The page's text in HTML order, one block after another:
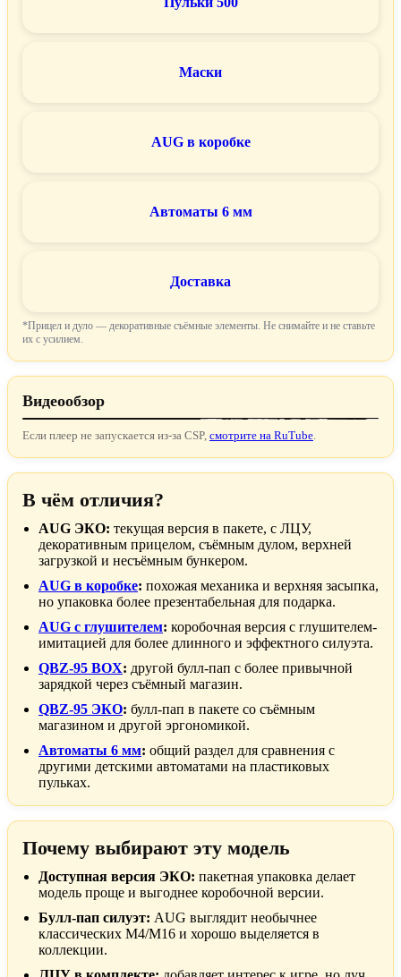
Маски
AUG в коробке
Автоматы 6 мм
Доставка
*Прицел и дуло — декоративные съёмные элементы. Не снимайте и не ставьте
их с усилием.
Видеообзор
▶ Смотреть
Если плеер не запускается из-за CSP, смотрите на RuTube
В чём отличия?
AUG ЭКО: текущая версия в пакете, с ЛЦУ,
декоративным прицелом, съёмным дулом, верхней
загрузкой и несъёмным бункером.
AUG в коробке: похожая механика и верхняя засыпка,
но упаковка более презентабельная для подарка.
AUG с глушителем: коробочная версия с глушителем-
имитацией для более длинного и эффектного силуэта.
QBZ-95 BOX: другой булл-пап с более привычной
зарядкой через съёмный магазин.
QBZ-95 ЭКО: булл-пап в пакете со съёмным
магазином и другой эргономикой.
Автоматы 6 мм: общий раздел для сравнения с
другими детскими автоматами на пластиковых
пульках.
Почему выбирают эту модель
Доступная версия ЭКО: пакетная упаковка делает
модель проще и выгоднее коробочной версии.
Булл-пап силуэт: AUG выглядит необычнее
классических M4/M16 и хорошо выделяется в
коллекции.